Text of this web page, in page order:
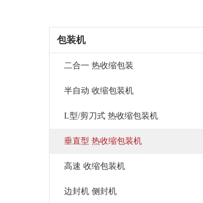
包装机
二合一 热收缩包装
半自动 收缩包装机
L型/剪刀式 热收缩包装机
垂直型 热收缩包装机
高速 收缩包装机
边封机 侧封机